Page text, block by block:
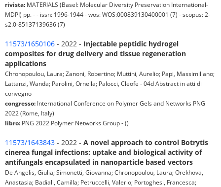
rivista: MATERIALS (Basel: Molecular Diversity Preservation International-
MDPI) pp. - - issn: 1996-1944 - wos: WOS:000839130400001 (7) - scopus: 2-
s2.0-85137139636 (7)
11573/1650106 - 2022 - Injectable peptidic hydrogel
composites for drug delivery and tissue regeneration
applications
Chronopoulou, Laura; Zanoni, Robertino; Muttini, Aurelio; Papi, Massimiliano;
Lattanzi, Wanda; Parolini, Ornella; Palocci, Cleofe - 04d Abstract in atti di
convegno
congresso: International Conference on Polymer Gels and Networks PNG
2022 (Rome, Italy)
libro: PNG 2022 Polymer Networks Group - ()
11573/1643843 - 2022 - A novel approach to control Botrytis
cinerea fungal infections: uptake and biological activity of
antifungals encapsulated in nanoparticle based vectors
De Angelis, Giulia; Simonetti, Giovanna; Chronopoulou, Laura; Orekhova,
Anastasia; Badiali, Camilla; Petruccelli, Valerio; Portoghesi, Francesca;